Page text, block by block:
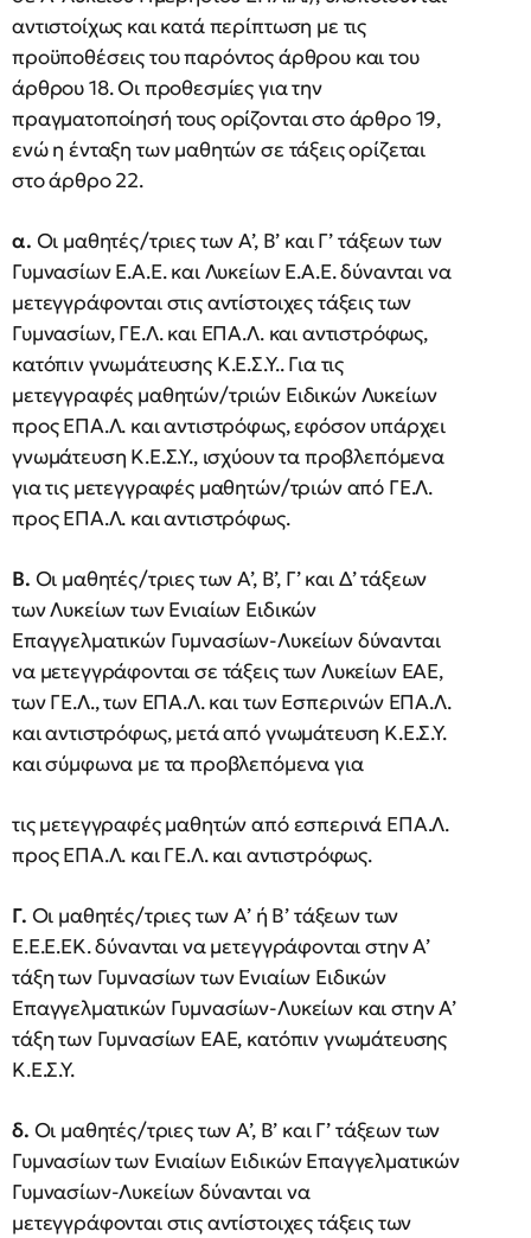
αντιστοίχως και κατά περίπτωση με τις
προϋποθέσεις του παρόντος άρθρου και του
άρθρου 18. Οι προθεσμίες για την
πραγματοποίησή τους ορίζονται στο άρθρο 19,
ενώ η ένταξη των μαθητών σε τάξεις ορίζεται
στο άρθρο 22.
α. Οι μαθητές/τριες των Α’, Β’ και Γ’ τάξεων των
Γυμνασίων Ε.Α.Ε. και Λυκείων Ε.Α.Ε. δύνανται να
μετεγγράφονται στις αντίστοιχες τάξεις των
Γυμνασίων, ΓΕ.Λ. και ΕΠΑ.Λ. και αντιστρόφως,
κατόπιν γνωμάτευσης Κ.Ε.Σ.Υ.. Για τις
μετεγγραφές μαθητών/τριών Ειδικών Λυκείων
προς ΕΠΑ.Λ. και αντιστρόφως, εφόσον υπάρχει
γνωμάτευση Κ.Ε.Σ.Υ., ισχύουν τα προβλεπόμενα
για τις μετεγγραφές μαθητών/τριών από ΓΕ.Λ.
προς ΕΠΑ.Λ. και αντιστρόφως.
Β. Οι μαθητές/τριες των Α’, Β’, Γ’ και Δ’ τάξεων
των Λυκείων των Ενιαίων Ειδικών
Επαγγελματικών Γυμνασίων-Λυκείων δύνανται
να μετεγγράφονται σε τάξεις των Λυκείων ΕΑΕ,
των ΓΕ.Λ., των ΕΠΑ.Λ. και των Εσπερινών ΕΠΑ.Λ.
και αντιστρόφως, μετά από γνωμάτευση Κ.Ε.Σ.Υ.
και σύμφωνα με τα προβλεπόμενα για
τις μετεγγραφές μαθητών από εσπερινά ΕΠΑ.Λ.
προς ΕΠΑ.Λ. και ΓΕ.Λ. και αντιστρόφως.
Γ. Οι μαθητές/τριες των Α’ ή Β’ τάξεων των
Ε.Ε.Ε.ΕΚ. δύνανται να μετεγγράφονται στην Α’
τάξη των Γυμνασίων των Ενιαίων Ειδικών
Επαγγελματικών Γυμνασίων-Λυκείων και στην Α’
τάξη των Γυμνασίων ΕΑΕ, κατόπιν γνωμάτευσης
Κ.Ε.Σ.Υ.
δ. Οι μαθητές/τριες των Α’, Β’ και Γ’ τάξεων των
Γυμνασίων των Ενιαίων Ειδικών Επαγγελματικών
Γυμνασίων-Λυκείων δύνανται να
μετεγγράφονται στις αντίστοιχες τάξεις των